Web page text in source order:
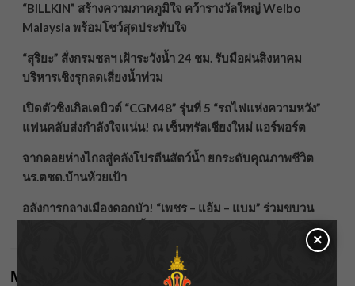
“BILLKIN” สร้างความภาคภูมิใจ คว้ารางวัลใหญ่ Weibo
Malaysia พร้อมโชว์สุดประทับใจ
“สุริยะ” สั่งกรมชลฯ เฝ้าระวังน้ำ 24 ชม. รับมือฝนสิงหาคม
บริหารเชิงรุกลดเสี่ยงน้ำท่วม
เปิดตัวซิงเกิลเดบิวต์ “CGM48” รุ่นที่ 5 “รถไฟแห่งความหวัง”
แฟนคลับส่งกำลังใจแน่น! ณ เซ็นทรัลเชียงใหม่ แอร์พอร์ต
จากดอยห่างไกลสู่คลังโปรตีนสัตว์น้ำ ยกระดับคุณภาพชีวิต
นร.ตชด.บ้านห้วยเป้า
อลังการกลางเมืองดอกบัว! “เพชร – แอ้ม – แบม” ร่วมขบวน
Meta
×